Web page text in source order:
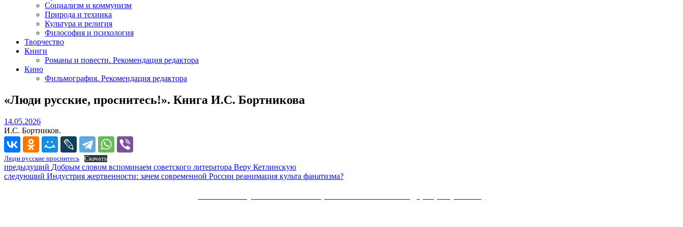
Социализм и коммунизм
Природа и техника
Культура и религия
Философия и психология
Творчество
Книги
Романы и повести. Рекомендация редактора
Кино
Фильмография. Рекомендация редактора
«Люди русские, проснитесь!». Книга И.С. Бортникова
14.05.202614.05.2026
И.С. Бортников.
Люди русские проснитесь Скачать
Навигация
по
предыдущий Предыдущий
пост:
Добрым словом вспоминаем советского литератора Веру Кетлинскую
следующий Следующее
Индустрия жертвенности: зачем современной России реанимация культа фанатизма?